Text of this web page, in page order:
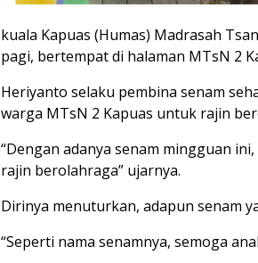
kuala Kapuas (Humas) Madrasah
pagi, bertempat di halaman MTsN 2
Heriyanto selaku pembina senam
warga MTsN 2 Kapuas untuk rajin
“Dengan adanya senam mingguan
rajin berolahraga” ujarnya.
Dirinya menuturkan, adapun senam
“Seperti nama senamnya, semoga